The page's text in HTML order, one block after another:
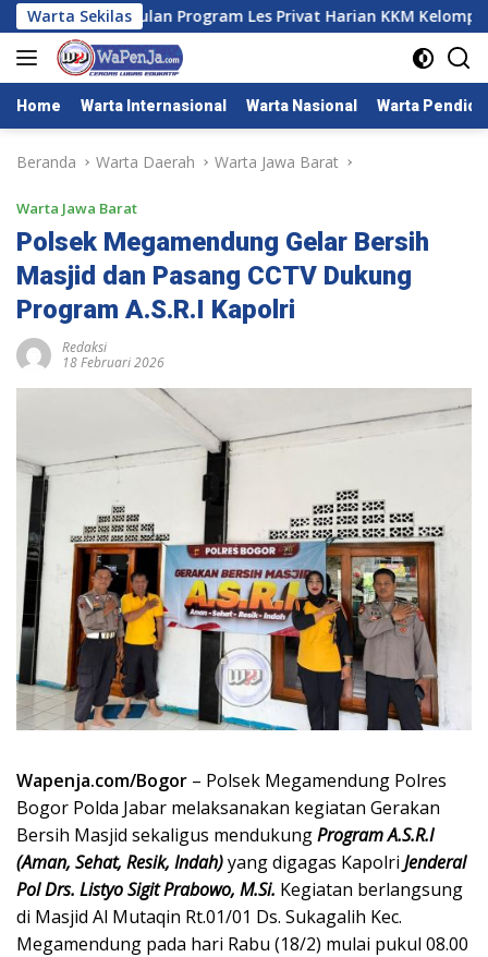
Langsung
ke
konten
Warta Sekilas
Sebulan Program Les Privat Harian KKM Kelompok 7
Home Warta Internasional Warta Nasional Warta
Beranda Warta Daerah Warta Jawa Barat
Warta Jawa Barat
Polsek Megamendung Gelar Bersih
Masjid dan Pasang CCTV Dukung
Program A.S.R.I Kapolri
Redaksi
18 Februari 2026
Wapenja.com/Bogor – Polsek Megamendung Polres
Bogor Polda Jabar melaksanakan kegiatan Gerakan
Bersih Masjid sekaligus mendukungProgram A.S.R.I
(Aman, Sehat, Resik, Indah)yang digagas Kapolri Jenderal
Pol Drs. Listyo Sigit Prabowo, M.Si. Kegiatan berlangsung
di Masjid Al Mutaqin Rt.01/01 Ds. Sukagalih Kec.
Megamendung pada hari Rabu (18/2) mulai pukul 08.00